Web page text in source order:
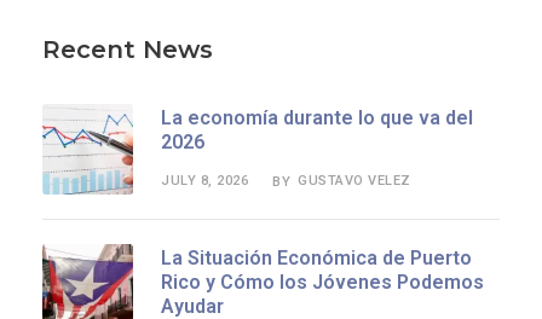
Recent News
La economía durante lo que va del
2026
JULY 8, 2026 BY GUSTAVO VELEZ
La Situación Económica de Puerto
Rico y Cómo los Jóvenes Podemos
Ayudar